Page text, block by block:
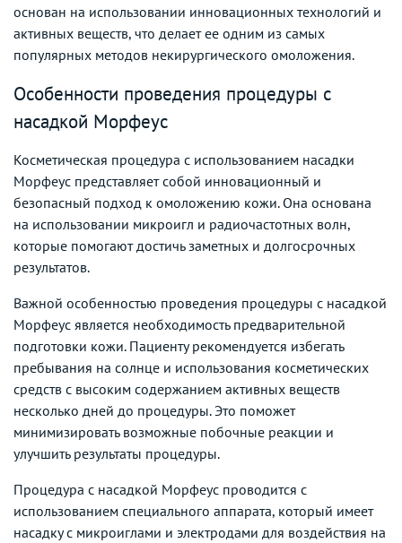
основан на использовании инновационных технологий и
активных веществ, что делает ее одним из самых
популярных методов некирургического омоложения.
Особенности проведения процедуры с
насадкой Морфеус
Косметическая процедура с использованием насадки
Морфеус представляет собой инновационный и
безопасный подход к омоложению кожи. Она основана
на использовании микроигл и радиочастотных волн,
которые помогают достичь заметных и долгосрочных
результатов.
Важной особенностью проведения процедуры с насадкой
Морфеус является необходимость предварительной
подготовки кожи. Пациенту рекомендуется избегать
пребывания на солнце и использования косметических
средств с высоким содержанием активных веществ
несколько дней до процедуры. Это поможет
минимизировать возможные побочные реакции и
улучшить результаты процедуры.
Процедура с насадкой Морфеус проводится с
использованием специального аппарата, который имеет
насадку с микроиглами и электродами для воздействия на